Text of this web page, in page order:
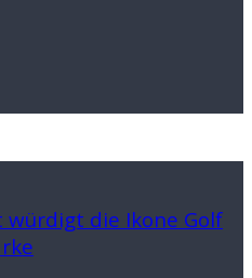
würdigt die Ikone Golf